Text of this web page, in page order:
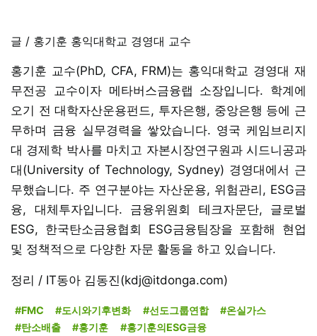
글 / 홍기훈 홍익대학교 경영대 교수
홍기훈 교수(PhD, CFA, FRM)는 홍익대학교 경영대 재
무전공 교수이자 메타버스금융랩 소장입니다. 학계에
오기 전 대학자산운용펀드, 투자은행, 중앙은행 등에 근
무하며 금융 실무경력을 쌓았습니다. 영국 케임브리지
대 경제학 박사를 마치고 자본시장연구원과 시드니공과
대(University of Technology, Sydney) 경영대에서 근
무했습니다. 주 연구분야는 자산운용, 위험관리, ESG금
융, 대체투자입니다. 금융위원회 테크자문단, 글로벌
ESG, 한국탄소금융협회 ESG금융팀장을 포함해 현업
및 정책적으로 다양한 자문 활동을 하고 있습니다.
정리 / IT동아 김동진(kdj@itdonga.com)
#FMC #도시와기후변화 #선도그룹연합
#온실가스
#탄소배출
#홍기훈 #홍기훈의ESG금융